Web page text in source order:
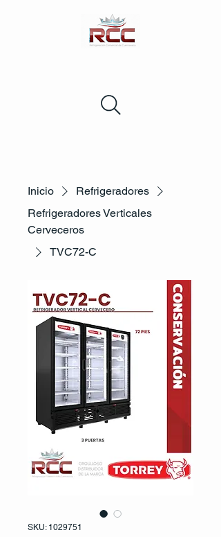
Inicio
Refrigeradores
Refrigeradores Verticales
Cerveceros
TVC72-C
SKU: 1029751